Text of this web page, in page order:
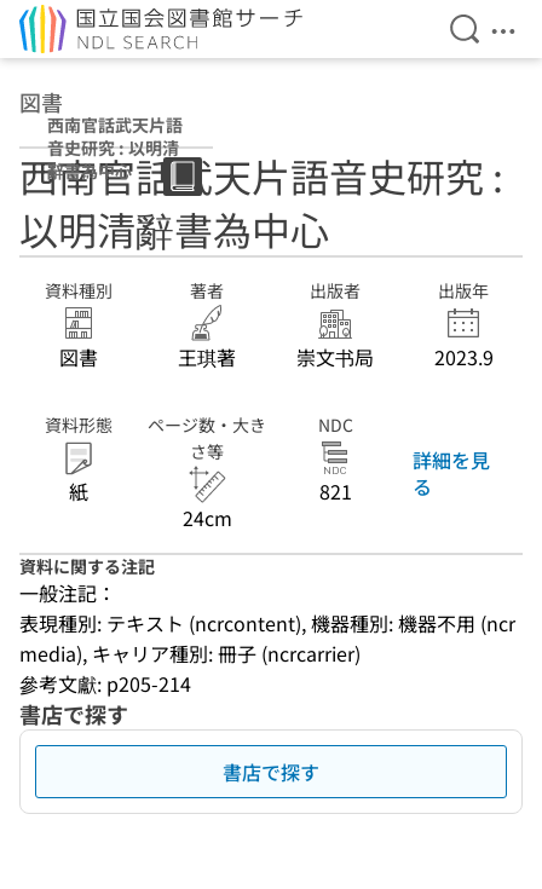
検索を
メ
図書
西南官話武天片語
音史研究 : 以明清
辭書為中心
西南官話武天片語音史研究 :
以明清辭書為中心
資料種別
図書
著者
王琪著
出版者
崇文书局
出版年
2023.9
資料形態
紙
ページ数・大き
さ等
24cm
NDC
821
詳細を見
る
資料に関する注記
一般注記：
表現種別: テキスト (ncrcontent), 機器種別: 機器不用 (ncr
media), キャリア種別: 冊子 (ncrcarrier)
參考文獻: p205-214
書店で探す
書店で探す